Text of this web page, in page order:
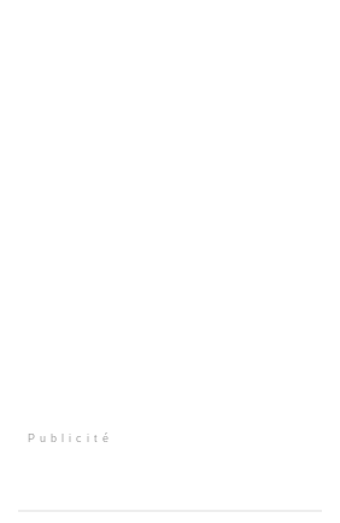
Publicité